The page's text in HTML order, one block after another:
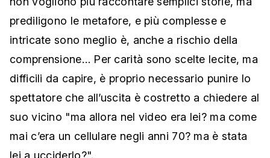
prediligono le metafore, e più complesse e
intricate sono meglio è, anche a rischio della
comprensione… Per carità sono scelte lecite, ma
difficili da capire, è proprio necessario punire lo
spettatore che all’uscita è costretto a chiedere al
suo vicino "ma allora nel video era lei? ma come
mai c’era un cellulare negli anni 70? ma è stata